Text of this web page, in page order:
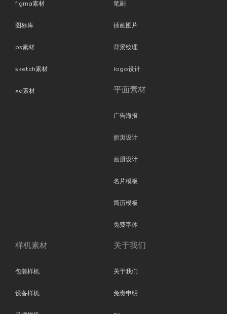
figma素材
图标库
ps素材
sketch素材
xd素材
笔刷
插画图片
背景纹理
logo设计
平面素材
广告海报
折页设计
画册设计
名片模板
简历模板
免费字体
样机素材
包装样机
设备样机
关于我们
关于我们
免责申明